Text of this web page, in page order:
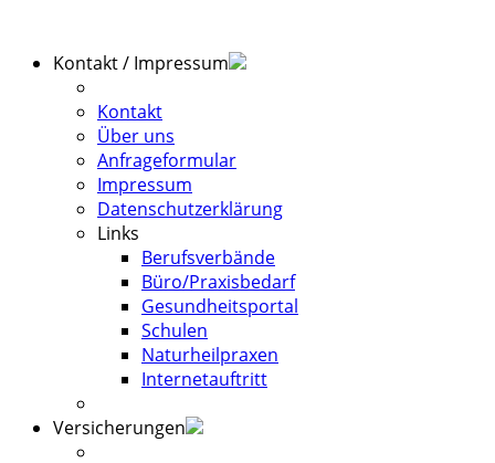
Kontakt / Impressum
Kontakt
Über uns
Anfrageformular
Impressum
Datenschutzerklärung
Links
Berufsverbände
Büro/Praxisbedarf
Gesundheitsportal
Schulen
Naturheilpraxen
Internetauftritt
Versicherungen